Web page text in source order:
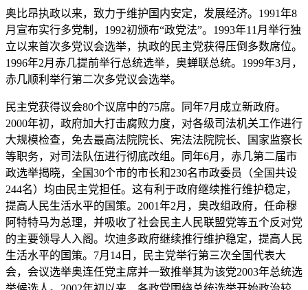
奥比昂执政以来，致力于维护国内安定，发展经济。1991年8
月宣布实行多党制，1992初颁布“政党法”。1993年11月举行独
立以来首次多党议会选举，执政的民主党获得压倒多数席位。
1996年2月赤几提前举行总统选举，奥蝉联总统。1999年3月，
赤几顺利举行第二次多党议会选举。
民主党获得议会80个议席中的75席。同年7月成立新政府。
2000年初，政府加大打击腐败力度，对各级司法机关工作进行
大规模检查，免去最高法院院长、宪法法院院长、国家监察长
等职务，对司法队伍进行彻底改组。同年6月，赤几第二届市
政选举揭晓，全国30个市的市长和230名市政委员（全国共设
244名）均由民主党担任。这有利于政府继续推行维护稳定，
提高人民生活水平的国策。2001年2月，奥改组政府，任命穆
阿特特马为总理，并吸收了社会民主人民联盟党等五个反对党
的主要领导人入阁。坎迪多政府继续推行维护稳定，提高人民
生活水平的国策。7月14日，民主党举行第三次全国代表大
会，会议选举奥连任党主席并一致推举其为该党2003年总统选